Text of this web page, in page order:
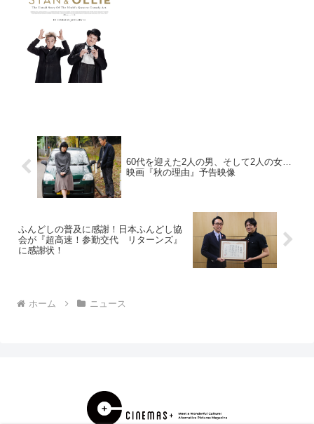
60代を迎えた2人の男、そして2人の女…
映画『秋の理由』予告映像
ふんどしの普及に感謝！日本ふんどし協
会が『超高速！参勤交代 リターンズ』
に感謝状！
ホーム ニュース